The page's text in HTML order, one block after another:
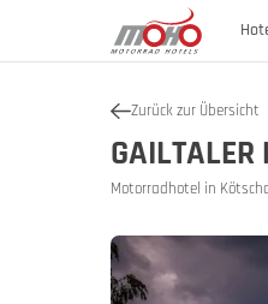
Österreich
Italien
Zurück zur Übersicht
GAILTALER
Motorradhotel in